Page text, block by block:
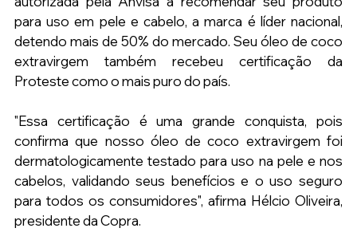
para uso em pele e cabelo, a marca é líder nacional,
detendo mais de 50% do mercado. Seu óleo de coco
extravirgem também recebeu certificação da
Proteste como o mais puro do país.
"Essa certificação é uma grande conquista, pois
confirma que nosso óleo de coco extravirgem foi
dermatologicamente testado para uso na pele e nos
cabelos, validando seus benefícios e o uso seguro
para todos os consumidores", afirma Hélcio Oliveira,
presidente da Copra.